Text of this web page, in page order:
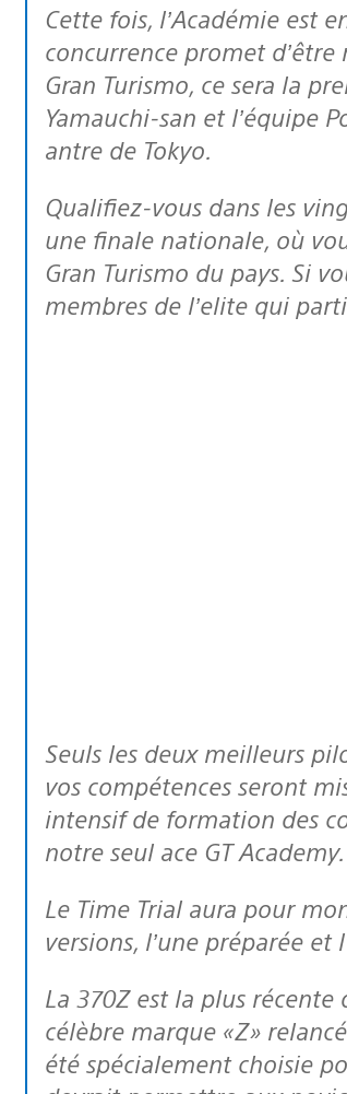
Cette fois, l’Académie est
concurrence promet
Gran Turismo, ce sera la
Yamauchi-san et l’équipe
antre de Tokyo.
Qualifiez-vous dans les vingt premiers dans votre pays et vous serez invité à
une finale nationale, où
Gran Turismo du pays. Si
membres de l’elite qui
Seuls les deux meilleurs pilotes effectueront ces 5 jours de test, où vos nerfs et
vos compétences seront
intensif de formation des
notre seul ace GT Academy.
Le Time Trial aura pour monture l’étourdissante Nissan 370Z sous deux
versions, l’une préparée et
La 370Z est la plus récente de la nouvelle gamme de voitures portant la
célèbre marque «Z»
été spécialement choisie